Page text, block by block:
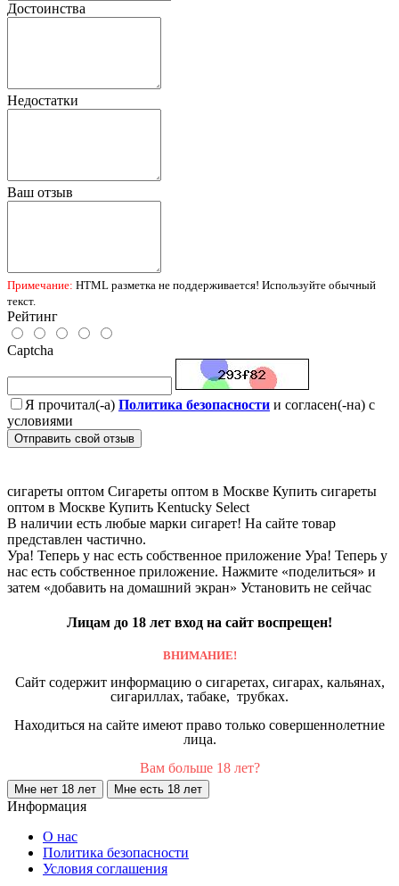
Достоинства
Недостатки
Ваш отзыв
Примечание: HTML разметка не поддерживается! Используйте обычный
текст.
Рейтинг
Captcha
Я прочитал(-а) Политика безопасности и согласен(-на) с
условиями
Отправить свой отзыв
сигареты оптом Сигареты оптом в Москве Купить сигареты
оптом в Москве Купить Kentucky Select
В наличии есть любые марки сигарет! На сайте товар
представлен частично.
Ура! Теперь у нас есть собственное приложение Ура! Теперь у
нас есть собственное приложение. Нажмите «поделиться» и
затем «добавить на домашний экран» Установить не сейчас
Лицам до 18 лет вход на сайт воспрещен!
ВНИМАНИЕ!
Сайт содержит информацию о сигаретах, сигарах, кальянах,
сигариллах, табаке, трубках.
Находиться на сайте имеют право только совершеннолетние
лица.
Вам больше 18 лет?
Мне нет 18 лет Мне есть 18 лет
Информация
О нас
Политика безопасности
Условия соглашения